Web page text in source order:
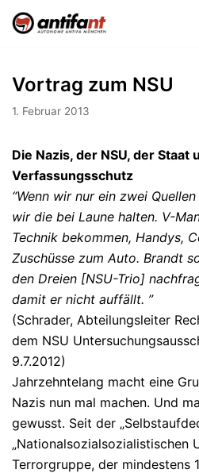
Zum
Inhalt
Vortrag zum NSU
1. Februar 2013
Die Nazis, der NSU, der Staat
Verfassungsschutz
“Wenn wir nur ein zwei
wir die bei Laune halten. V-
Technik bekommen, Handys,
Zuschüsse zum Auto. Brandt
den Dreien [NSU-Trio]
damit er nicht auffällt. ”
(Schrader, Abteilungsleiter
dem NSU
9.7.2012)
Jahrzehntelang macht eine
Nazis nun mal machen. Und
gewusst. Seit der
„Nationalsozialsozialistischen
Terrorgruppe, der mindestens